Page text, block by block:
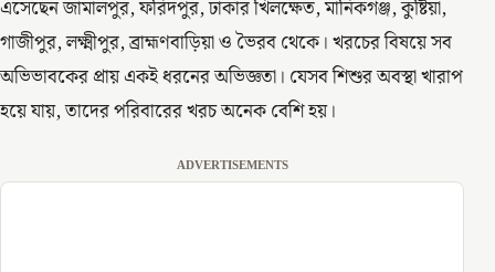
এসেছেন জামালপুর, ফরিদপুর, ঢাকার খিলক্ষেত, মানিকগঞ্জ, কুষ্টিয়া,
গাজীপুর, লক্ষ্মীপুর, ব্রাহ্মণবাড়িয়া ও ভৈরব থেকে। খরচের বিষয়ে সব
অভিভাবকের প্রায় একই ধরনের অভিজ্ঞতা। যেসব শিশুর অবস্থা খারাপ
হয়ে যায়, তাদের পরিবারের খরচ অনেক বেশি হয়।
ADVERTISEMENTS